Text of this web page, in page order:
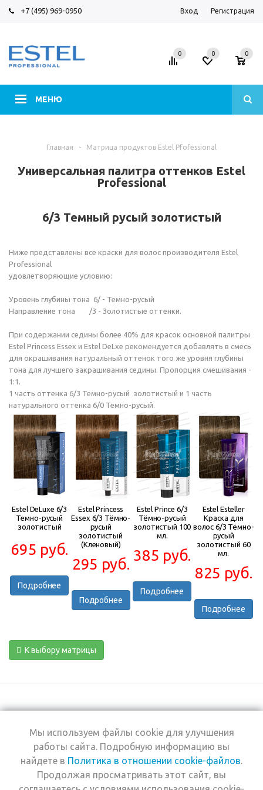
+7 (495) 969-0950 Вход Регистрация
МЕНЮ
0 0 0
Главная - Матрица продуктов Estel Pfofessional
Универсальная палитра оттенков Estel
Professional
6/3 Темный русый золотистый
Ниже представлены все краски для волос производителя Estel
Professional
удовлетворяющие условию:
Уровень глубины тона 6/ - Темно-русый
Направление тона /3 - Золотистые оттенки.
При содержании седины более 40% для красок основной палитры
Estel Princess Essex и Estel DeLxe рекомендуется добавлять в смесь
для окрашивания натуральный оттенок того же уровня глубины
тона для лучшего закрашивания седины. Пропорция смешивания -
1:1.
1 часть оттенка 6/3 Темно-русый золотистый и 1 часть
натурального оттенка 6/0 Темно-русый.
Estel DeLuxe 6/3
Темно-русый
золотистый
695 руб.
Подробнее
Estel Princess
Essex 6/3 Тёмно-
русый
золотистый
(Кленовый)
295 руб.
Подробнее
Estel Prince 6/3
Тёмно-русый
золотистый 100
мл.
385 руб.
Подробнее
Estel Esteller
Краска для
волос 6/3 Тёмно-
русый
золотистый 60
мл.
825 руб.
Подробнее
К выбору матрицы
+7 (495) 969-0950
2026 © Интернет-
магазин Estel
Компания
Информация
Помощь
Мы используем файлы cookie для улучшения
работы сайта. Подробную информацию вы
найдете в Политика в отношении cookie-файлов.
Продолжая просматривать этот сайт, вы